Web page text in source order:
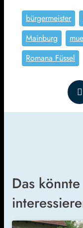
bürgermeister
Mainburg
Romana Füssel
Das